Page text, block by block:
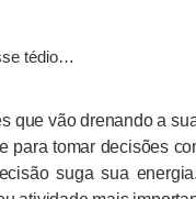
tédio…
que vão drenando a
para tomar decisões
suga sua